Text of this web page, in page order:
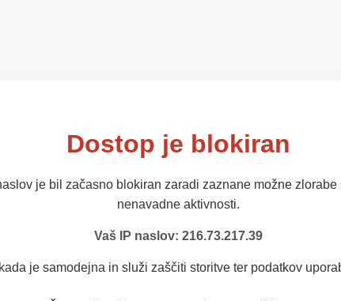
Dostop je blokiran
je bil začasno blokiran zaradi zaznane možne zlorabe
nenavadne aktivnosti.
Vaš IP naslov: 216.73.217.39
je samodejna in služi zaščiti storitve ter podatkov